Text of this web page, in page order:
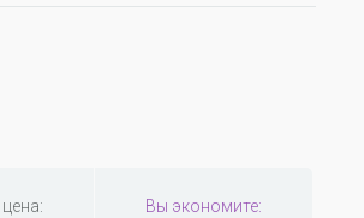
Вы экономите: